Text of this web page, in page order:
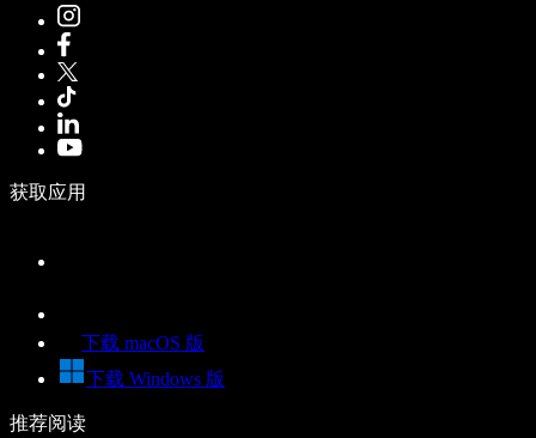
获取应用
下载 macOS 版
下载 Windows 版
推荐阅读